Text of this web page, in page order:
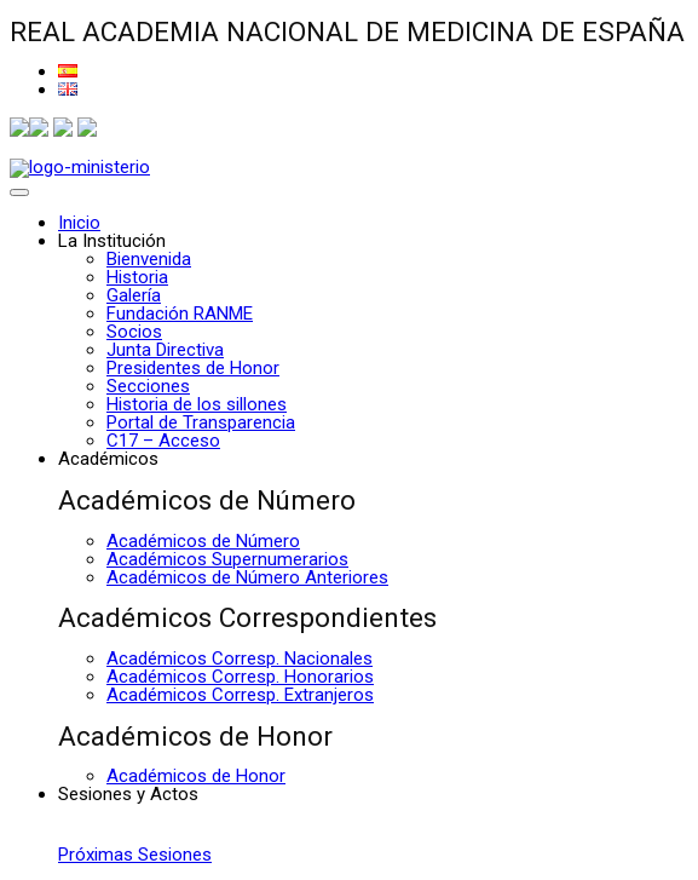
REAL ACADEMIA NACIONAL DE MEDICINA DE ESPAÑA
Inicio
La Institución
Bienvenida
Historia
Galería
Fundación RANME
Socios
Junta Directiva
Presidentes de Honor
Secciones
Historia de los sillones
Portal de Transparencia
C17 – Acceso
Académicos
Académicos de Número
Académicos de Número
Académicos Supernumerarios
Académicos de Número Anteriores
Académicos Correspondientes
Académicos Corresp. Nacionales
Académicos Corresp. Honorarios
Académicos Corresp. Extranjeros
Académicos de Honor
Académicos de Honor
Sesiones y Actos
Próximas Sesiones